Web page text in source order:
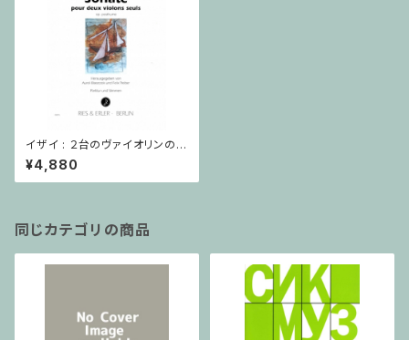
イザイ : ２台のヴァイオリンのた
めの 無伴奏ソナタ Op. posthu
me
¥4,880
同じカテゴリの商品